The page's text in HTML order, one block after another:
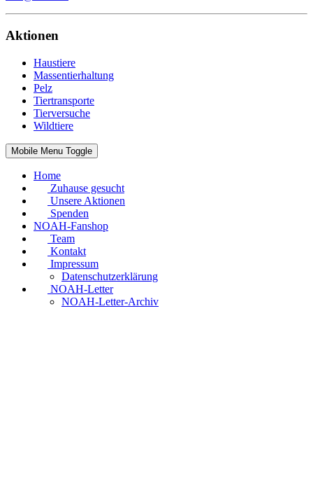
Aktionen
Haustiere
Massentierhaltung
Pelz
Tiertransporte
Tierversuche
Wildtiere
Mobile Menu Toggle
Home
Zuhause gesucht
Unsere Aktionen
Spenden
NOAH-Fanshop
Team
Kontakt
Impressum
Datenschutzerklärung
NOAH-Letter
NOAH-Letter-Archiv